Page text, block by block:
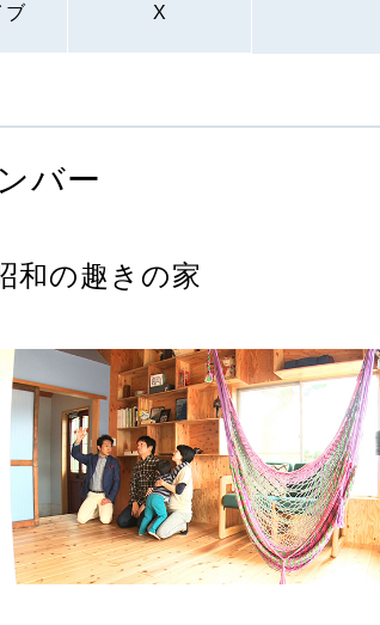
ブ X
バー
和の趣きの家